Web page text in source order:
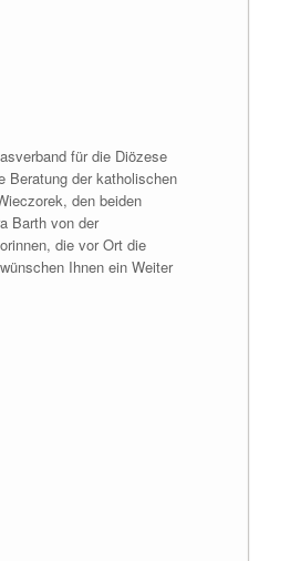
für die Diözese
Beratung der katholischen
den beiden
Barth von der
die vor Ort die
Ihnen ein Weiter